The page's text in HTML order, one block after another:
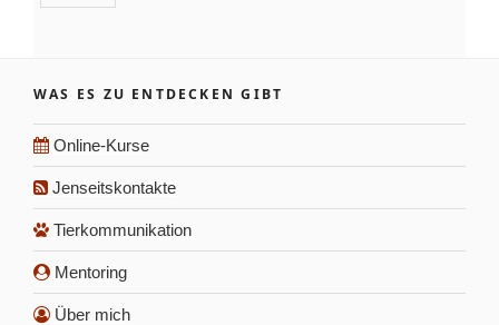
WAS ES ZU ENTDECKEN GIBT
Online-Kurse
Jenseitskontakte
Tierkommunikation
Mentoring
Über mich